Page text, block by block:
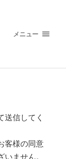
メニュー
送信してく
客様の同意
ません。